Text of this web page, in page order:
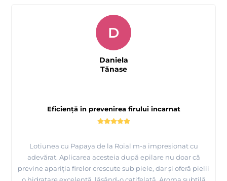
Eficiență în prevenirea firului încarnat
Lotiunea cu Papaya de la Roial m-a impresionat cu
adevărat. Aplicarea acesteia după epilare nu doar că
previne apariția firelor crescute sub piele, dar și oferă pielii
o hidratare excelentă, lăsând-o catifelată. Aroma subtilă
D
Daniela
Tănase